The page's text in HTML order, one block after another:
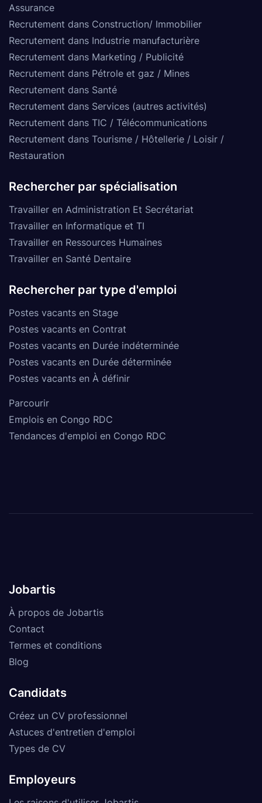
Assurance
Recrutement dans Construction/ Immobilier
Recrutement dans Industrie manufacturière
Recrutement dans Marketing / Publicité
Recrutement dans Pétrole et gaz / Mines
Recrutement dans Santé
Recrutement dans Services (autres activités)
Recrutement dans TIC / Télécommunications
Recrutement dans Tourisme / Hôtellerie / Loisir /
Restauration
Rechercher par spécialisation
Travailler en Administration Et Secrétariat
Travailler en Informatique et TI
Travailler en Ressources Humaines
Travailler en Santé Dentaire
Rechercher par type d'emploi
Postes vacants en Stage
Postes vacants en Contrat
Postes vacants en Durée indéterminée
Postes vacants en Durée déterminée
Postes vacants en À définir
Parcourir
Emplois en Congo RDC
Tendances d'emploi en Congo RDC
Jobartis
À propos de Jobartis
Contact
Termes et conditions
Blog
Candidats
Créez un CV professionnel
Astuces d'entretien d'emploi
Types de CV
Employeurs